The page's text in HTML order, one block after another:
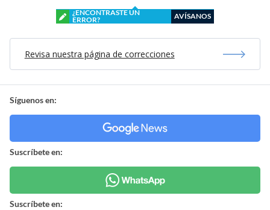
¿ENCONTRASTE UN
ERROR?
AVÍSANOS
Revisa nuestra página de correcciones
Síguenos en:
Suscríbete en:
Suscríbete en: